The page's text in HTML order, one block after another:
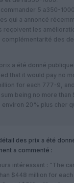
commander 5 a350-
qui a annoncé
reçoivent les
complémentarité des
a été donné
that it would pay no
for each 777-9,
being no more than
20% plus cher
des prix a été
a commenté :
intéressant : “The
$448 million for